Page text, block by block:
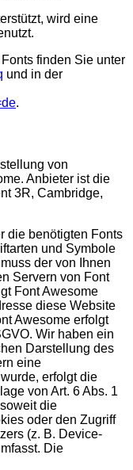
wird eine
finden Sie unter
und in der
.
von
Anbieter ist die
3R, Cambridge,
die benötigten Fonts
und Symbole
der von Ihnen
Servern von Font
Font Awesome
diese Website
Awesome erfolgt
Wir haben ein
Darstellung des
eine
erfolgt die
von Art. 6 Abs. 1
die
oder den Zugriff
(z. B. Device-
Die